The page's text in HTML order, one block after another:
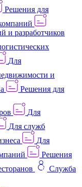
Решения для
и разработчиков
Для
и
Решения для
Для
Для служб
Для
Решения
Служба